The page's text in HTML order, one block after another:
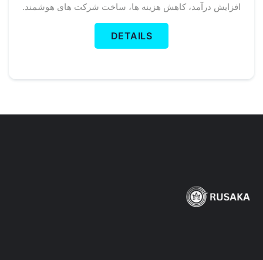
افزایش درآمد، کاهش هزینه ها، ساخت شرکت های هوشمند.
DETAILS